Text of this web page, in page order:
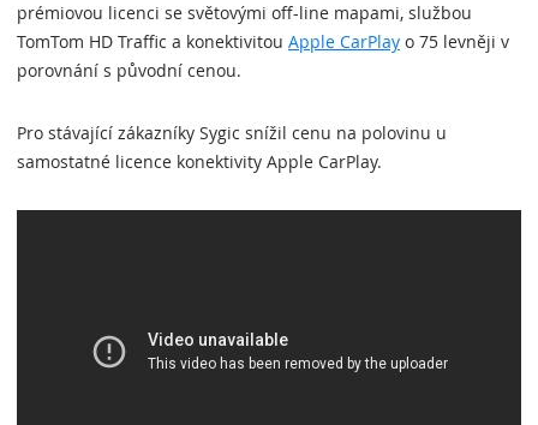
prémiovou licenci se světovými off-line mapami, službou
TomTom HD Traffic a konektivitou Apple CarPlay o 75 levněji v
porovnání s původní cenou.
Pro stávající zákazníky Sygic snížil cenu na polovinu u
samostatné licence konektivity Apple CarPlay.